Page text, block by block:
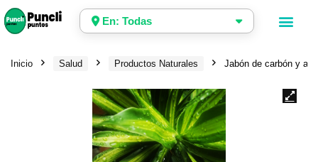
En: Todas
Inicio Salud Productos Naturales Jabón de carbón y